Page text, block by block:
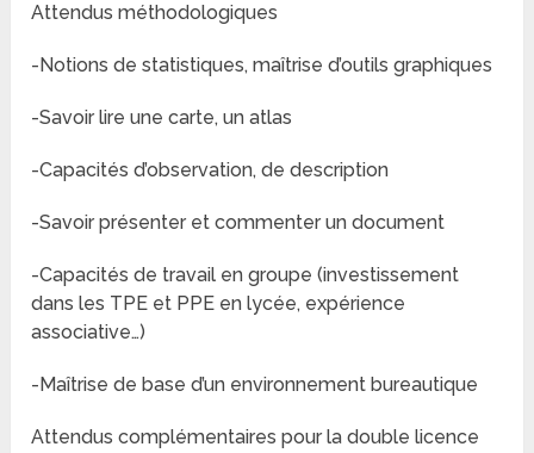
Attendus méthodologiques
-Notions de statistiques, maîtrise d’outils graphiques
-Savoir lire une carte, un atlas
-Capacités d’observation, de description
-Savoir présenter et commenter un document
-Capacités de travail en groupe (investissement
dans les TPE et PPE en lycée, expérience
associative…)
-Maîtrise de base d’un environnement bureautique
Attendus complémentaires pour la double licence